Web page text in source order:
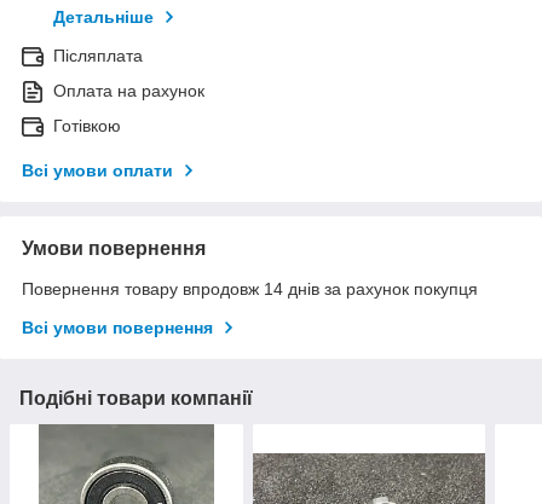
Детальніше
Післяплата
Оплата на рахунок
Готівкою
Всі умови оплати
Умови повернення
Повернення товару впродовж 14 днів за рахунок покупця
Всі умови повернення
Подібні товари компанії